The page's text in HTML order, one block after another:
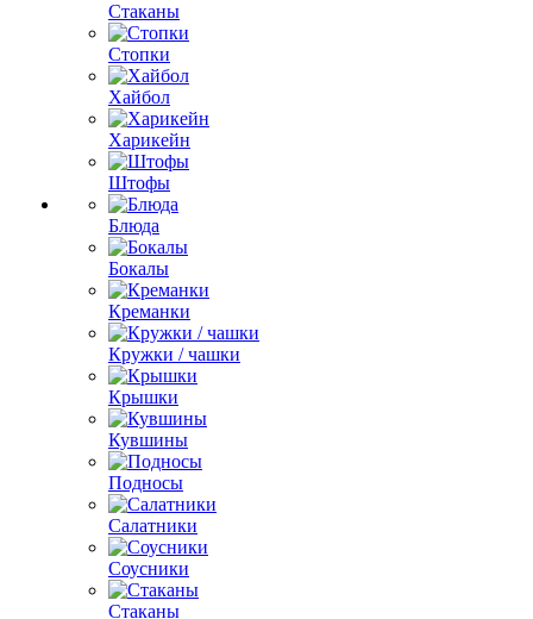
Стаканы
Стопки
Хайбол
Харикейн
Штофы
Блюда
Бокалы
Креманки
Кружки / чашки
Крышки
Кувшины
Подносы
Салатники
Соусники
Стаканы